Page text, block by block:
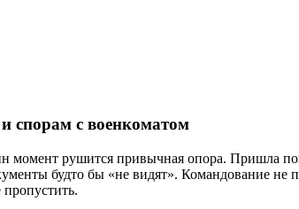
спорам с военкоматом
момент рушится привычная опора. Пришла
будто бы «не видят». Командование не